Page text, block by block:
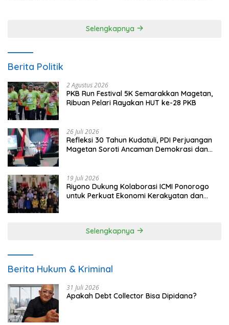
Selengkapnya
Berita Politik
2 Agustus 2026
PKB Run Festival 5K Semarakkan Magetan,
Ribuan Pelari Rayakan HUT ke-28 PKB
26 Juli 2026
Refleksi 30 Tahun Kudatuli, PDI Perjuangan
Magetan Soroti Ancaman Demokrasi dan
19 Juli 2026
Riyono Dukung Kolaborasi ICMI Ponorogo
untuk Perkuat Ekonomi Kerakyatan dan
Selengkapnya
Berita Hukum & Kriminal
31 Juli 2026
Apakah Debt Collector Bisa Dipidana?